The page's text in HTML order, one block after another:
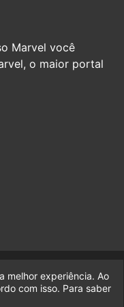
Marvel você
o maior portal
empresa da Legado
melhor experiência. Ao
com isso. Para saber